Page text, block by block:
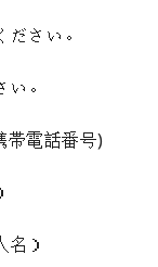
さい。
。
電話番号)
）